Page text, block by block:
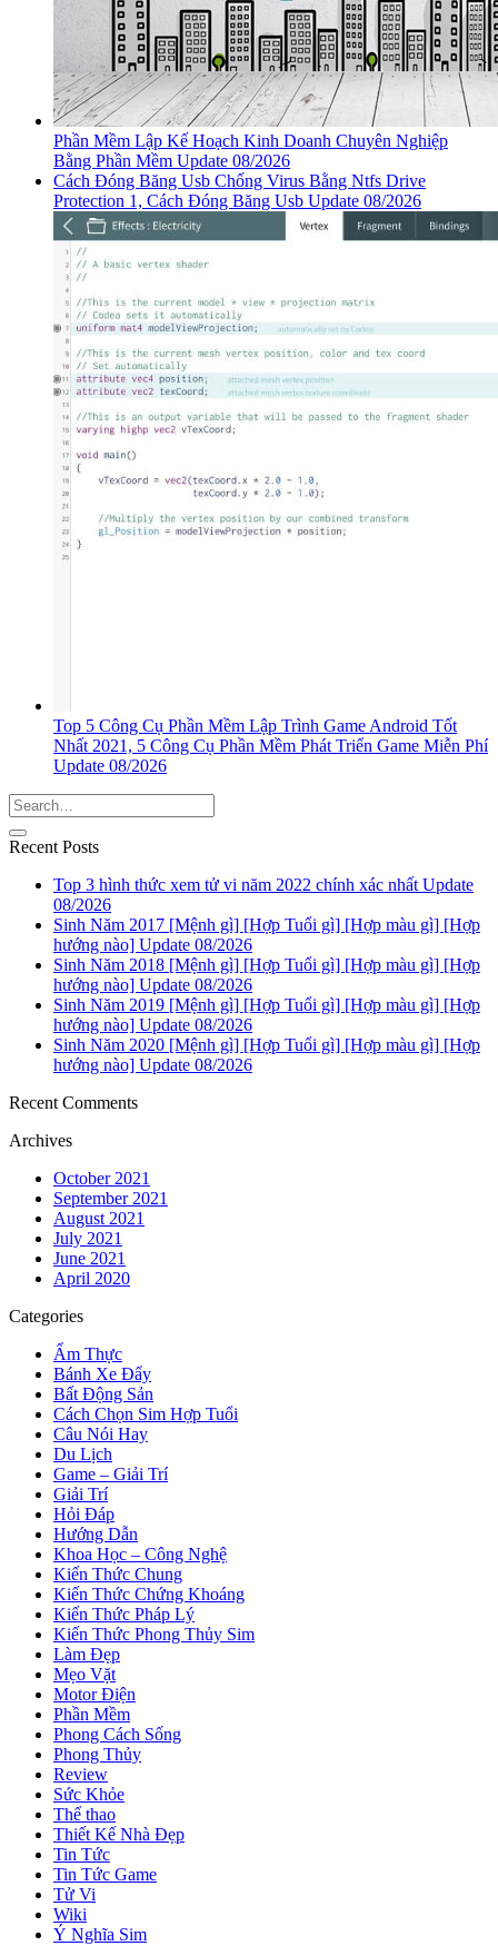
Phần Mềm Lập Kế Hoạch Kinh Doanh Chuyên Nghiệp
Bằng Phần Mềm Update 08/2026
Cách Đóng Băng Usb Chống Virus Bằng Ntfs Drive
Protection 1, Cách Đóng Băng Usb Update 08/2026
Top 5 Công Cụ Phần Mềm Lập Trình Game Android Tốt
Nhất 2021, 5 Công Cụ Phần Mềm Phát Triển Game Miễn Phí
Update 08/2026
Recent Posts
Top 3 hình thức xem tử vi năm 2022 chính xác nhất Update
08/2026
Sinh Năm 2017 [Mệnh gì] [Hợp Tuổi gì] [Hợp màu gì] [Hợp
hướng nào] Update 08/2026
Sinh Năm 2018 [Mệnh gì] [Hợp Tuổi gì] [Hợp màu gì] [Hợp
hướng nào] Update 08/2026
Sinh Năm 2019 [Mệnh gì] [Hợp Tuổi gì] [Hợp màu gì] [Hợp
hướng nào] Update 08/2026
Sinh Năm 2020 [Mệnh gì] [Hợp Tuổi gì] [Hợp màu gì] [Hợp
hướng nào] Update 08/2026
Recent Comments
Archives
October 2021
September 2021
August 2021
July 2021
June 2021
April 2020
Categories
Ẩm Thực
Bánh Xe Đẩy
Bất Động Sản
Cách Chọn Sim Hợp Tuổi
Câu Nói Hay
Du Lịch
Game – Giải Trí
Giải Trí
Hỏi Đáp
Hướng Dẫn
Khoa Học – Công Nghệ
Kiến Thức Chung
Kiến Thức Chứng Khoáng
Kiến Thức Pháp Lý
Kiến Thức Phong Thủy Sim
Làm Đẹp
Mẹo Vặt
Motor Điện
Phần Mềm
Phong Cách Sống
Phong Thủy
Review
Sức Khỏe
Thể thao
Thiết Kế Nhà Đẹp
Tin Tức
Tin Tức Game
Tử Vi
Wiki
Ý Nghĩa Sim